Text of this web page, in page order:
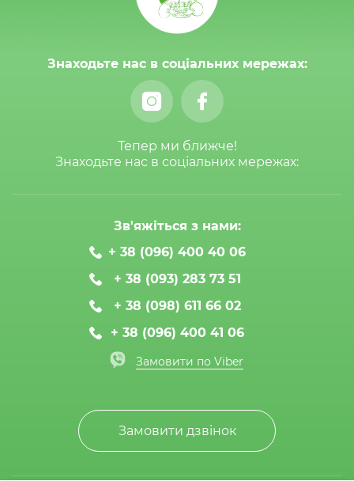
Знаходьте нас в соціальних мережах:
Тепер ми ближче!
Знаходьте нас в соціальних мережах:
Зв'яжіться з нами:
+ 38 (096) 400 40 06
+ 38 (093) 283 73 51
+ 38 (098) 611 66 02
+ 38 (096) 400 41 06
Замовити по Viber
Замовити дзвінок